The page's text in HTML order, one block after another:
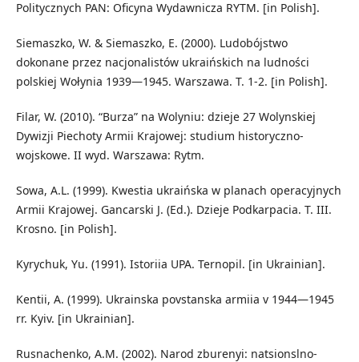
Politycznych PAN: Oficyna Wydawnicza RYTM. [in Polish].
Siemaszko, W. & Siemaszko, E. (2000). Ludobójstwo
dokonane przez nacjonalistów ukraińskich na ludności
polskiej Wołynia 1939—1945. Warszawa. T. 1-2. [in Polish].
Filar, W. (2010). “Burza” na Wolyniu: dzieje 27 Wolynskiej
Dywizji Piechoty Armii Krajowej: studium historyczno-
wojskowe. II wyd. Warszawa: Rytm.
Sowa, A.L. (1999). Kwestia ukraińska w planach operacyjnych
Armii Krajowej. Gancarski J. (Ed.). Dzieje Podkarpacia. T. III.
Krosno. [in Polish].
Kyrychuk, Yu. (1991). Istoriia UPA. Ternopil. [in Ukrainian].
Kentii, A. (1999). Ukrainska povstanska armiia v 1944—1945
rr. Kyiv. [in Ukrainian].
Rusnachenko, A.M. (2002). Narod zburenyi: natsionslno-